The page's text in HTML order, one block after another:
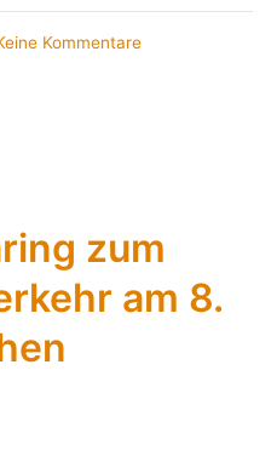
Kommentarezu
Bikekitchen
geht
ins
zum
am 8.